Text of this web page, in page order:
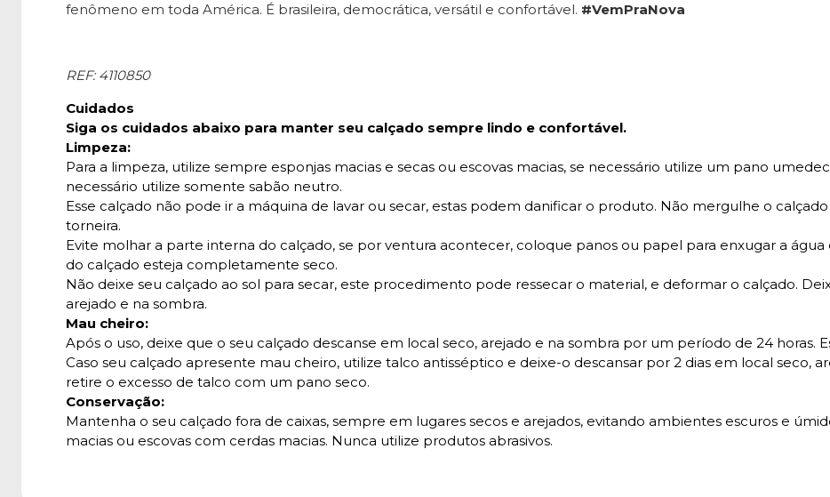
fenômeno em toda América. É brasileira, democrática, versátil e confortável. #VemPraNova
REF: 4110850
Cuidados
Siga os cuidados abaixo para manter seu calçado sempre lindo e confortável.
Limpeza:
Para a limpeza, utilize sempre esponjas macias e secas ou escovas macias, se necessário utilize um pano
necessário utilize somente sabão neutro.
Esse calçado não pode ir a máquina de lavar ou secar, estas podem danificar o produto. Não mergulhe o
torneira.
Evite molhar a parte interna do calçado, se por ventura acontecer, coloque panos ou papel para enxugar a
do calçado esteja completamente seco.
Não deixe seu calçado ao sol para secar, este procedimento pode ressecar o material, e deformar o calçado.
arejado e na sombra.
Mau cheiro:
Após o uso, deixe que o seu calçado descanse em local seco, arejado e na sombra por um período de 24 horas.
Caso seu calçado apresente mau cheiro, utilize talco antisséptico e deixe-o descansar por 2 dias em local seco,
retire o excesso de talco com um pano seco.
Conservação:
Mantenha o seu calçado fora de caixas, sempre em lugares secos e arejados, evitando ambientes escuros e
macias ou escovas com cerdas macias. Nunca utilize produtos abrasivos.